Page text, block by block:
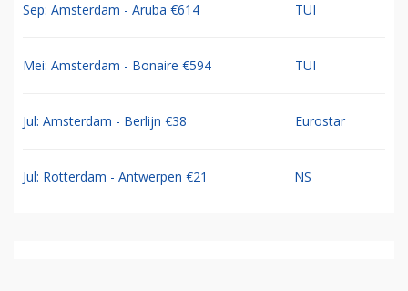
Sep: Amsterdam - Aruba €614 TUI
Mei: Amsterdam - Bonaire €594 TUI
Jul: Amsterdam - Berlijn €38 Eurostar
Jul: Rotterdam - Antwerpen €21 NS